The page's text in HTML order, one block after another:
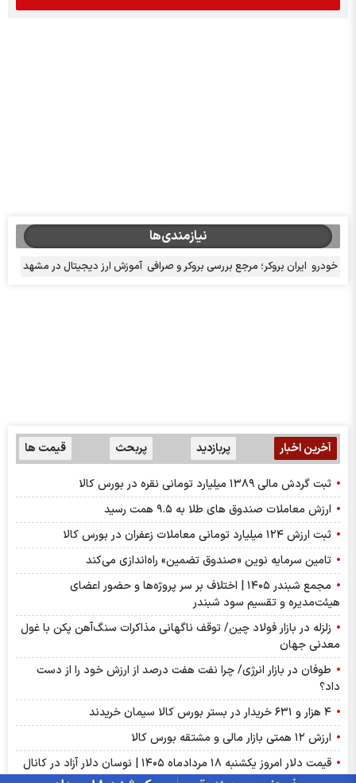
نیازمندی‌ها
خودرو ایران بروکر؛ مرجع بررسی بروکر و صرافی آموزش ارز دیجیتال در مشهد
آخرین اخبار پربازدید پربحث قیمت ها
ثبت گردش مالی ۱۳۸۹ میلیارد تومانی نقره در بورس کالا
ارزش معاملات صندوق های طلا به ۹.۵ همت رسید
ثبت ارزش ۱۲۴ میلیارد تومانی معاملات زعفران در بورس کالا
تامین سرمایه نوین «صندوق تضمین» راه‌اندازی می‌کند
مجمع شبندر ۱۴۰۵ | اختلاف بر سر پروژه‌ها و حضور اعضای
هیئت‌مدیره و تقسیم سود شبندر
زلزله در بازار فولاد چین/ توقف ناگهانی مذاکرات سنگ‌آهن پکن با غول
معدنی جهان
طوفان در بازار انرژی/ چرا نفت هفت درصد از ارزش خود را از دست
داد؟
ارزش ۱۲ همتی بازار مالی و مشتقه بورس کالا
قیمت دلار امروز یکشنبه ۱۸ مردادماه ۱۴۰۵ | نوسان دلار آزاد در کانال